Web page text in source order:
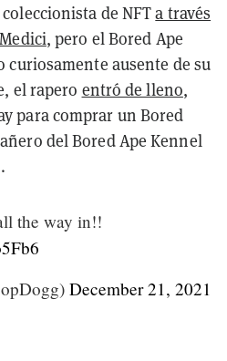
de NFTa través
, pero el Bored Ape
curiosamente ausente de su
el rapero entró de lleno,
para comprar un Bored
del Bored Ape Kennel
the way in!!
December 21, 2021